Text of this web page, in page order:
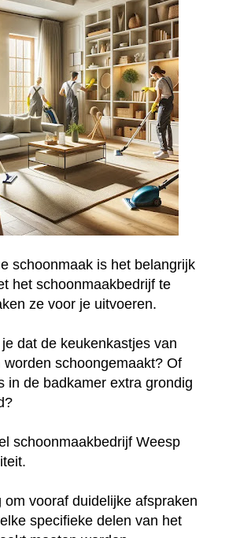
schoonmaak is het belangrijk
het schoonmaakbedrijf te
ze voor je uitvoeren.
dat de keukenkastjes van
worden schoongemaakt? Of
in de badkamer extra grondig
schoonmaakbedrijf Weesp
om vooraf duidelijke afspraken
specifieke delen van het